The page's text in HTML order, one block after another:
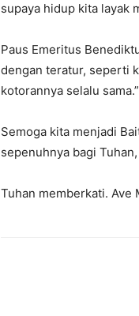
supaya hidup kita layak
Paus Emeritus
dengan teratur, seperti
kotorannya selalu sama.”
Semoga kita menjadi
sepenuhnya bagi
Tuhan memberkati. Ave